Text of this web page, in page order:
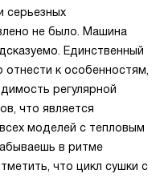
серьезных
не было. Машина
Единственный
к особенностям,
регулярной
что является
моделей с тепловым
в ритме
что цикл сушки с